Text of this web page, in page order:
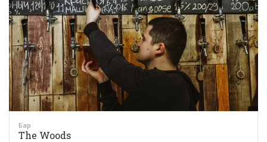
Бар
The Woods